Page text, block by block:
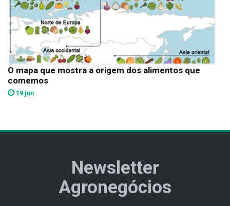
O mapa que mostra a origem dos alimentos que
comemos
19 jun
Newsletter
Agronegócios